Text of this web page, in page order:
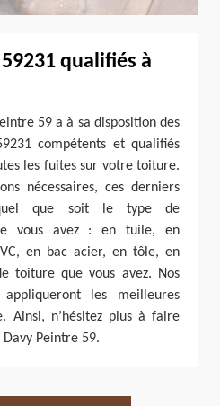
qualifiés à
59 a à sa disposition des
compétents et qualifiés
les fuites sur votre toiture.
nécessaires, ces derniers
que soit le type de
vous avez : en tuile, en
en bac acier, en tôle, en
toiture que vous avez. Nos
les meilleures
Ainsi, n’hésitez plus à faire
Peintre 59.